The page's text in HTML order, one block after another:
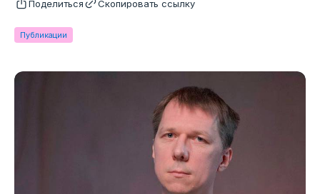
Публикации
Поделиться Скопировать ссылку